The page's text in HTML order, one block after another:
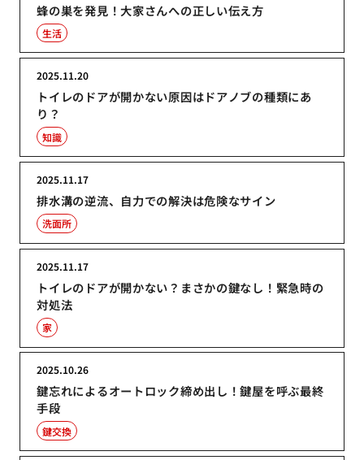
蜂の巣を発見！大家さんへの正しい伝え方
生活
トイレのドアが開かない原因はドアノブの種類にあ
り？
2025.11.20
知識
排水溝の逆流、自力での解決は危険なサイン
2025.11.17
洗面所
トイレのドアが開かない？まさかの鍵なし！緊急時の
対処法
2025.11.17
家
鍵忘れによるオートロック締め出し！鍵屋を呼ぶ最終
手段
2025.10.26
鍵交換